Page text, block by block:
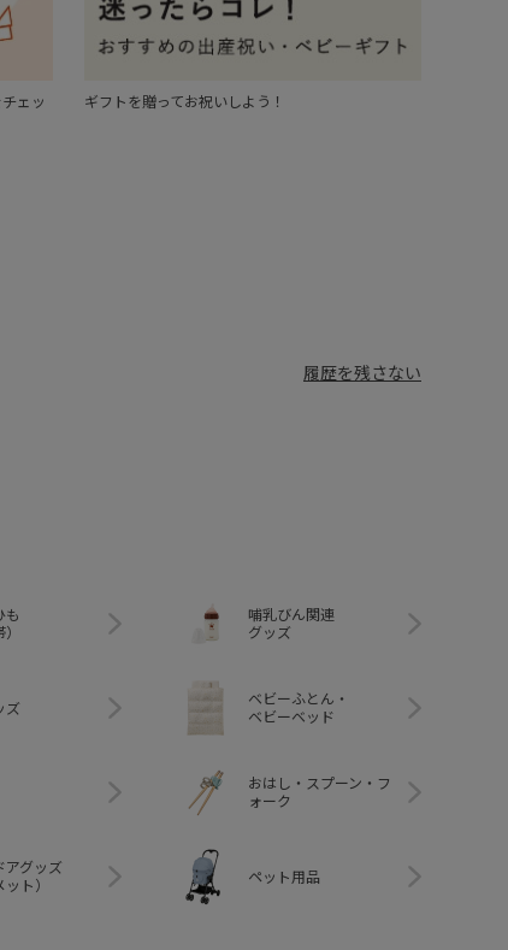
ェッ
ギフトを贈ってお祝いしよう！
履歴を残さない
も
哺乳びん関連
グッズ
ズ
ベビーふとん・
ベビーベッド
おはし・スプーン・フ
ォーク
アグッズ
ット）
ペット用品